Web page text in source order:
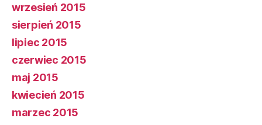
wrzesień 2015
sierpień 2015
lipiec 2015
czerwiec 2015
maj 2015
kwiecień 2015
marzec 2015